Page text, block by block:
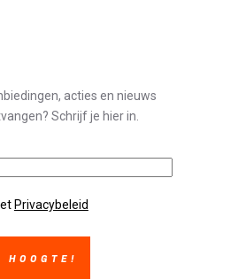
acties en nieuws
Schrijf je hier in.
Privacybeleid